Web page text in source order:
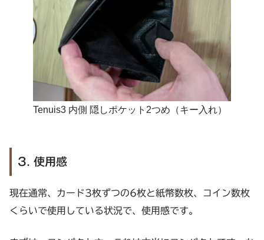
Tenuis3 内側 隠しポケット2つめ（キー入れ）
3. 使用感
現在通常、カード3枚ずつの6枚と紙幣数枚、コイン数枚
くらいで使用している状況で、使用感です。